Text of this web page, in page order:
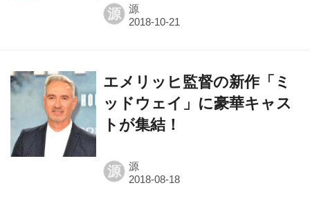
源 源
エメリッヒ監督の新作「ミ
ッドウェイ」に豪華キャス
トが集結！
源 源